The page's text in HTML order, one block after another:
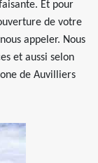
Et pour
de votre
appeler. Nous
et aussi selon
de Auvilliers